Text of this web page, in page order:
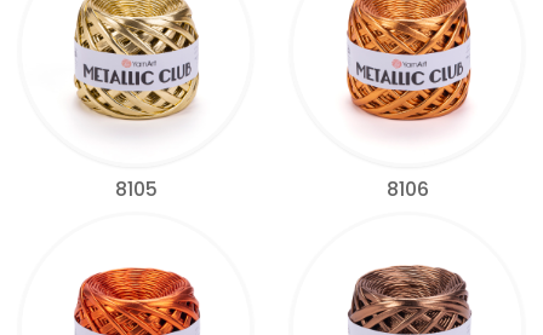
8105 8106